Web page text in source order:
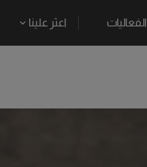
الفعاليات اعثر علينا